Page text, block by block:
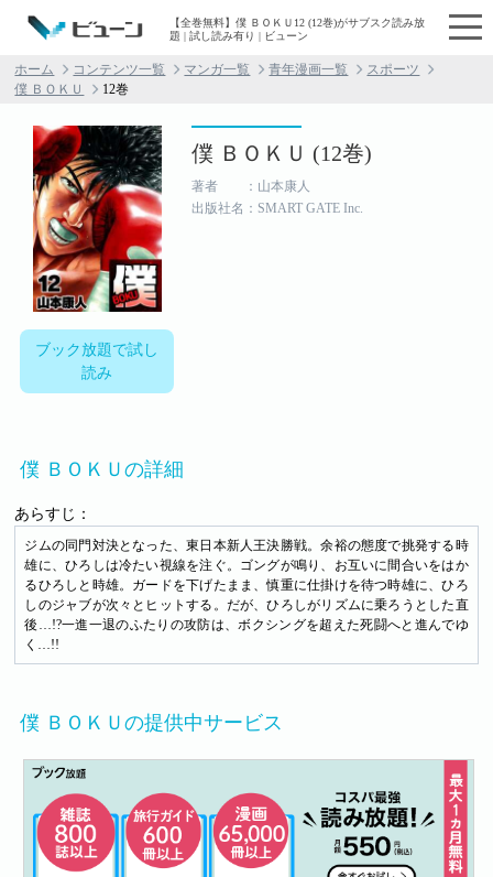
【全巻無料】僕 ＢＯＫＵ12 (12巻)がサブスク読み放
題 | 試し読み有り | ビューン
ホーム コンテンツ一覧 マンガ一覧 青年漫画一覧
スポーツ
僕 ＢＯＫＵ
12巻
ブック放題で試し
読み
僕 ＢＯＫＵ (12巻)
著者 ：山本康人
出版社名：SMART GATE Inc.
僕 ＢＯＫＵの詳細
あらすじ：
ジムの同門対決となった、東日本新人王決勝戦。余裕の態度で挑発する時
雄に、ひろしは冷たい視線を注ぐ。ゴングが鳴り、お互いに間合いをはか
るひろしと時雄。ガードを下げたまま、慎重に仕掛けを待つ時雄に、ひろ
しのジャブが次々とヒットする。だが、ひろしがリズムに乗ろうとした直
後…!?一進一退のふたりの攻防は、ボクシングを超えた死闘へと進んでゆ
く…!!
僕 ＢＯＫＵの提供中サービス